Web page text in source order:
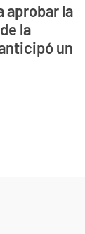
aprobar la
la
un